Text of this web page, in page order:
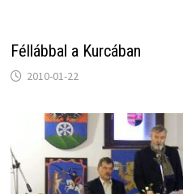
Féllábbal a Kurcában
2010-01-22